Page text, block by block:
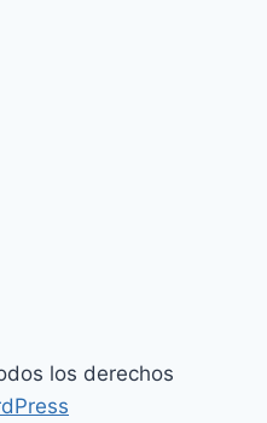
los derechos